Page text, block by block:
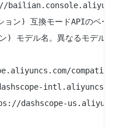
ン) 互換モードAPIのベー
モデル名。異なるモデル
dashscope-